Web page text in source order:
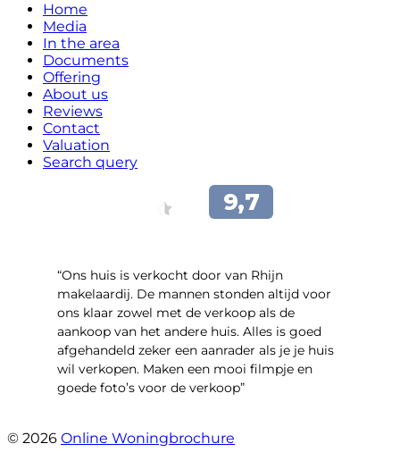
Home
Media
In the area
Documents
Offering
About us
Reviews
Contact
Valuation
Search query
“Ons huis is verkocht door van Rhijn
makelaardij. De mannen stonden altijd voor
ons klaar zowel met de verkoop als de
aankoop van het andere huis. Alles is goed
afgehandeld zeker een aanrader als je je huis
wil verkopen. Maken een mooi filmpje en
goede foto’s voor de verkoop”
© 2026 Online Woningbrochure